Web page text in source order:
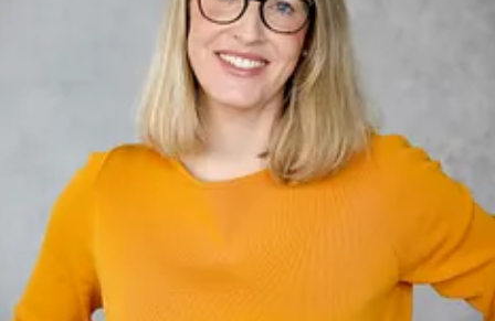
RuhrBühnen
ExtraSchicht
Tag der Trinkhallen
!SING – DAY OF SONG
RUHR.FUSSBALL